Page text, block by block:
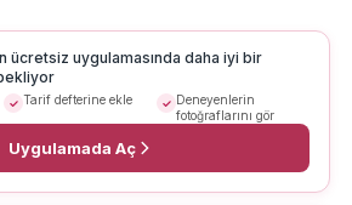
ücretsiz uygulamasında daha iyi bir
Tarif defterine ekle
Deneyenlerin
fotoğraflarını gör
Uygulamada Aç